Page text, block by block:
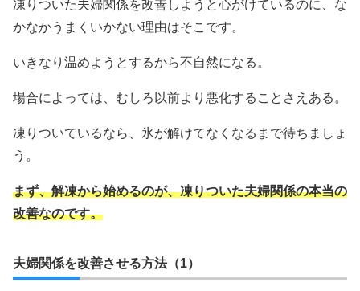
凍りついた夫婦関係を改善しようと心がけているのに、な
かなかうまくいかない理由はそこです。
いきなり温めようとするから不自然になる。
場合によっては、むしろ以前より悪化することさえある。
凍りついているなら、氷が解けてなくなるまで待ちましょ
う。
まず、解凍から始めるのが、凍りついた夫婦関係の本当の
改善なのです。
夫婦関係を改善させる方法（1）